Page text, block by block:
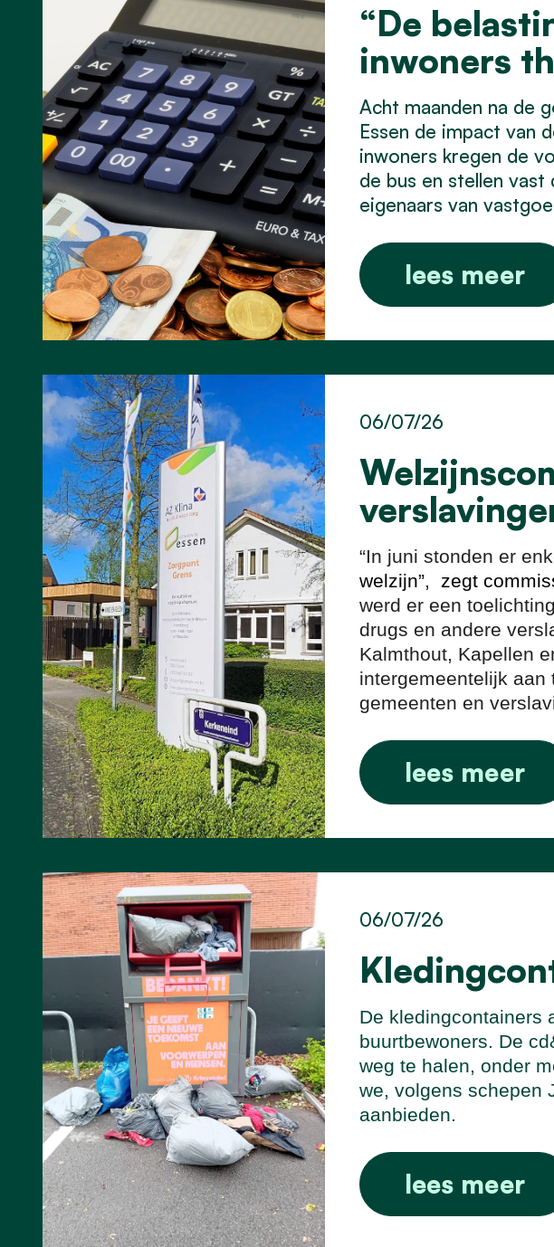
“De
inwoners
Acht maanden na de
Essen de impact van
inwoners kregen de
de bus en stellen
eigenaars van
lees meer
06/07/26
“In juni stonden er
welzijn”, zegt
werd er een
drugs en andere
Kalmthout, Kapellen
intergemeentelijk
gemeenten en
lees meer
06/07/26
De kledingcontainers
buurtbewoners. De
weg te halen, onder
we, volgens schepen
aanbieden.
lees meer